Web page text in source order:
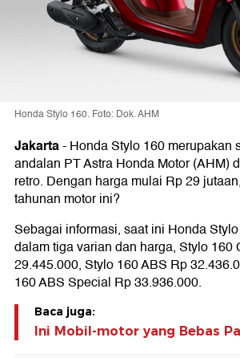
Honda Stylo 160. Foto: Dok. AHM
Jakarta-Honda Stylo 160 merupakan
andalan PT Astra Honda Motor (AHM)
retro. Dengan harga mulai Rp 29
tahunan motor ini?
Sebagai informasi, saat ini Honda
dalam tiga varian dan harga, Stylo 160
29.445.000, Stylo 160 ABS Rp
160 ABS Special Rp 33.936.000.
Baca juga:
Ini Mobil-motor yang Bebas